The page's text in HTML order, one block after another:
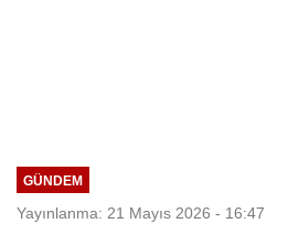
GÜNDEM
Yayınlanma: 21 Mayıs 2026 - 16:47